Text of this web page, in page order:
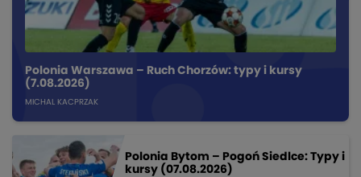
Polonia Warszawa – Ruch Chorzów: typy i kursy
(7.08.2026)
MICHAL KACPRZAK
Polonia Bytom – Pogoń Siedlce: Typy i
kursy (07.08.2026)